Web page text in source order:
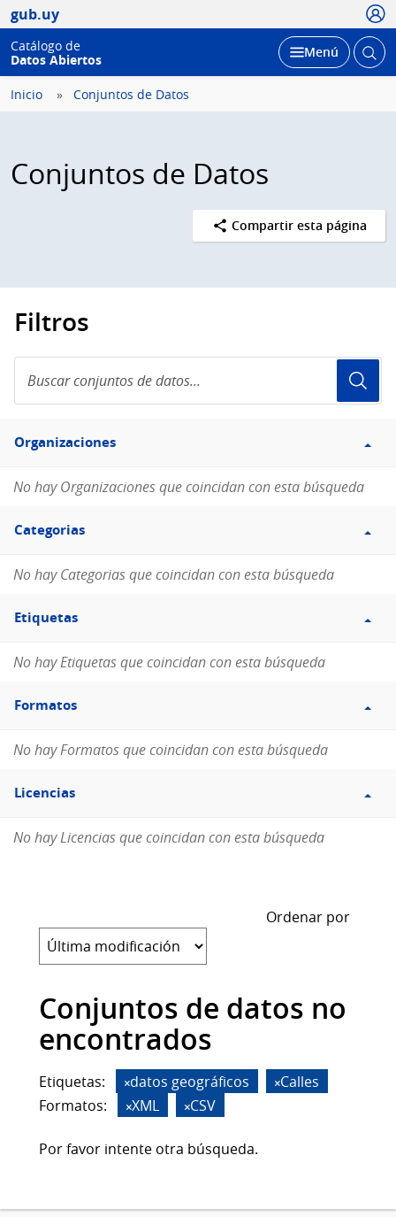
gub.uy
Catálogo de
Datos Abiertos
Desplegar
Menú Abrir
Inicio Conjuntos de Datos
Conjuntos de Datos
Compartir esta página
Filtros
conjuntos
de
Filtro
Organizaciones
Organizaciones
No hay Organizaciones que coincidan con esta búsqueda
Filtro
Categorias
Categorias
No hay Categorias que coincidan con esta búsqueda
Filtro
Etiquetas
Etiquetas
No hay Etiquetas que coincidan con esta búsqueda
Filtro
Formatos
Formatos
No hay Formatos que coincidan con esta búsqueda
Filtro
Licencias
Licencias
No hay Licencias que coincidan con esta búsqueda
Ordenar por
Conjuntos de datos no
encontrados
Etiquetas: datos geográficos
Calles
Formatos:
XML CSV
Por favor intente otra búsqueda.